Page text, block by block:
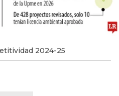
2024-25